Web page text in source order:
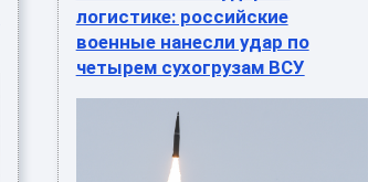
логистике: российские
военные нанесли удар по
четырем сухогрузам ВСУ